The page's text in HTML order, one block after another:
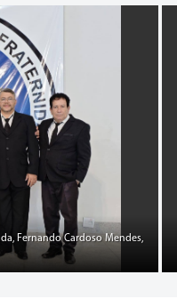
Fernando Cardoso Mendes,